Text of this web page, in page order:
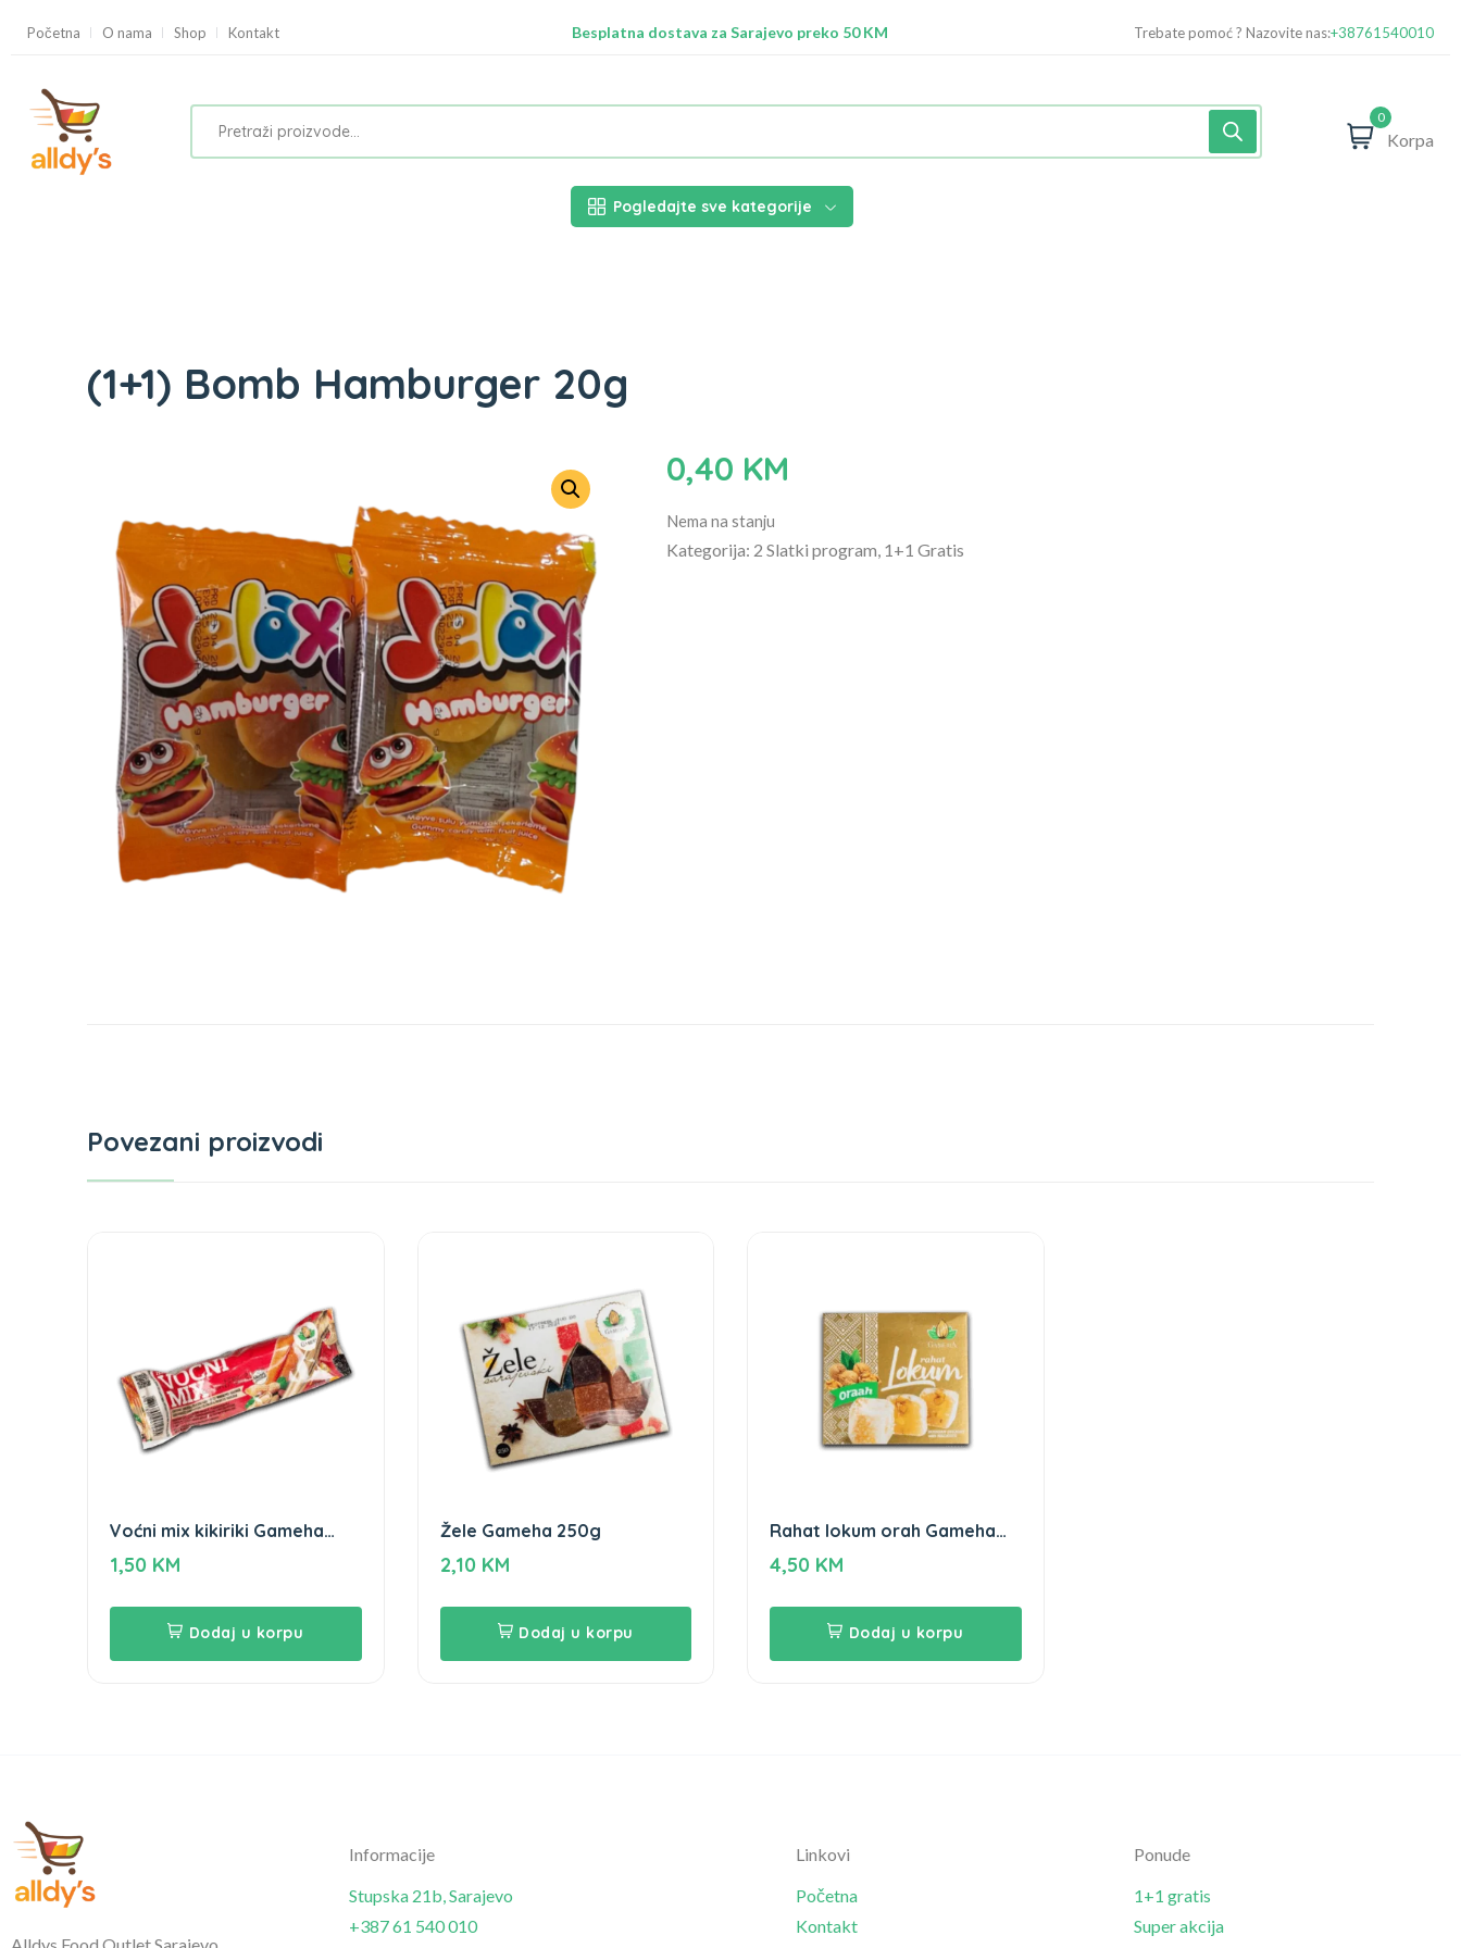
Početna O nama Shop Kontakt
Besplatna dostava za Sarajevo preko 50 KM
Trebate pomoć ? Nazovite nas:+38761540010
0
Korpa
Pogledajte sve kategorije
(1+1) Bomb Hamburger 20g
0,40 KM
Nema na stanju
Kategorija: 2 Slatki program, 1+1 Gratis
Povezani proizvodi
Voćni mix kikiriki Gameha
80g
1,50 KM
Dodaj u korpu
Žele Gameha 250g
2,10 KM
Dodaj u korpu
Rahat lokum orah Gameha
500g
4,50 KM
Dodaj u korpu
Informacije
Stupska 21b, Sarajevo
+387 61 540 010
Linkovi
Početna
Kontakt
Ponude
1+1 gratis
Super akcija